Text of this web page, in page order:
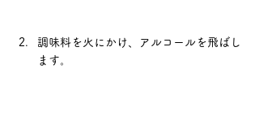
調味料を火にかけ、アルコールを飛ばし
ます。